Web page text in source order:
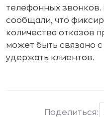
телефонных
сообщали, что
количества отказов
может быть связано
удержать клиентов.
Поделиться: